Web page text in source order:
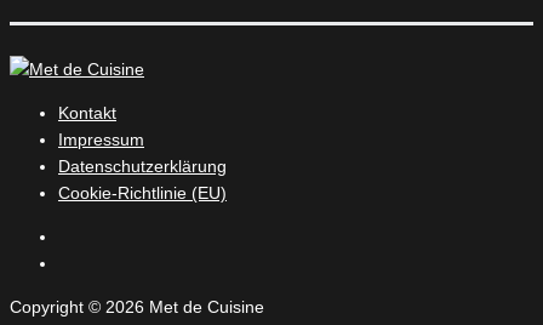
Kontakt
Impressum
Datenschutzerklärung
Cookie-Richtlinie (EU)
Copyright © 2026 Met de Cuisine